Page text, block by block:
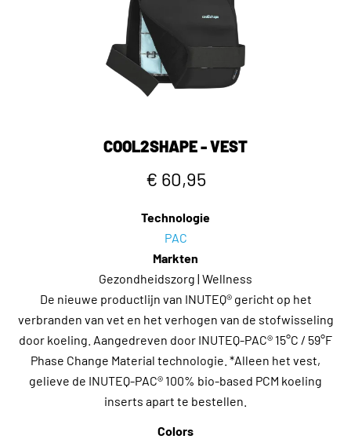
COOL2SHAPE - VEST
€ 60,95
Technologie
PAC
Markten
Gezondheidszorg | Wellness
De nieuwe productlijn van INUTEQ® gericht op het
verbranden van vet en het verhogen van de stofwisseling
door koeling. Aangedreven door INUTEQ-PAC® 15°C / 59°F
Phase Change Material technologie. *Alleen het vest,
gelieve de INUTEQ-PAC® 100% bio-based PCM koeling
inserts apart te bestellen.
Colors